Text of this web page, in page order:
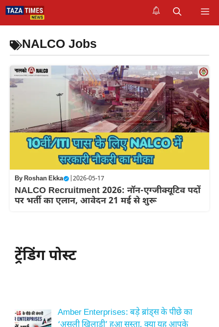
Skip
to
NALCO Jobs
ByRoshan Ekka 2026-05-17
NALCO Recruitment 2026: नॉन-एग्जीक्यूटिव पदों
पर भर्ती का एलान, आवेदन 21 मई से शुरू
ट्रेंडिंग पोस्ट
Amber Enterprises: बड़े ब्रांड्स के पीछे का